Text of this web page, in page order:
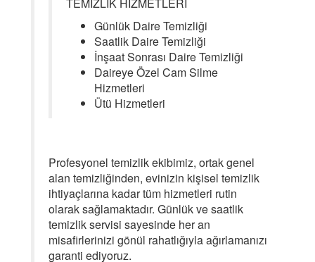
Günlük Daire Temizliği
Saatlik Daire Temizliği
İnşaat Sonrası Daire Temizliği
Daireye Özel Cam Silme
Hizmetleri
Ütü Hizmetleri
Profesyonel temizlik ekibimiz, ortak genel
alan temizliğinden, evinizin kişisel temizlik
ihtiyaçlarına kadar tüm hizmetleri rutin
olarak sağlamaktadır. Günlük ve saatlik
temizlik servisi sayesinde her an
misafirlerinizi gönül rahatlığıyla ağırlamanızı
garanti ediyoruz.